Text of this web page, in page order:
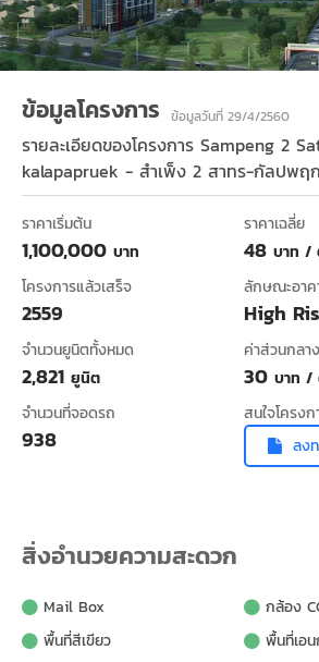
ข้อมูลโครงการ ข้อมูลวันที่ 29/4/2560
รายละเอียดของโครงการ Sampeng 2
kalapapruek - สำเพ็ง 2 สาทร-กัลปพฤ
ราคาเริ่มต้น
1,100,000 บาท
ราคาเฉลี่ย
48 บาท /
โครงการแล้วเสร็จ
2559
ลักษณะอาค
High
จำนวนยูนิตทั้งหมด
2,821 ยูนิต
ค่าส่วนกลาง
30 บาท /
จำนวนที่จอดรถ
938
สนใจโครงก
ลง
สิ่งอำนวยความสะดวก
Mail Box
กล้อง
พื้นที่สีเขียว
พื้นที่เอ